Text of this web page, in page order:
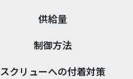
供給量
制御方法
スクリューへの付着対策